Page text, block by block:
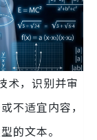
术，识别并审
不适宜内容，
的文本。